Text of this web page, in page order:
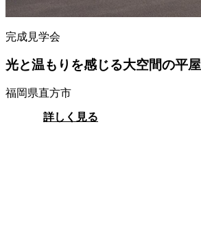
完成見学会
光と温もりを感じる大空間の平屋
福岡県直方市
詳しく見る